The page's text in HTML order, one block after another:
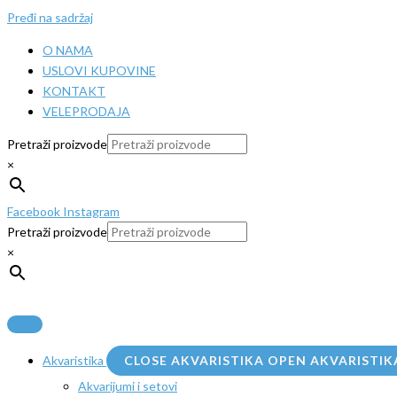
Pređi na sadržaj
O NAMA
USLOVI KUPOVINE
KONTAKT
VELEPRODAJA
Pretraži proizvode
×
Facebook Instagram
Pretraži proizvode
×
Akvaristika CLOSE AKVARISTIKA OPEN
Akvarijumi i setovi